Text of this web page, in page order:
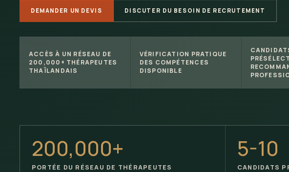
DEMANDER UN DEVIS DISCUTER DU BESOIN DE RECRUTEMENT
ACCÈS À UN RÉSEAU DE
200,000+ THÉRAPEUTES
THAÏLANDAIS
VÉRIFICATION PRATIQUE
DES COMPÉTENCES
DISPONIBLE
200,000+
PORTÉE DU RÉSEAU DE THÉRAPEUTES
5-10
CANDIDATS